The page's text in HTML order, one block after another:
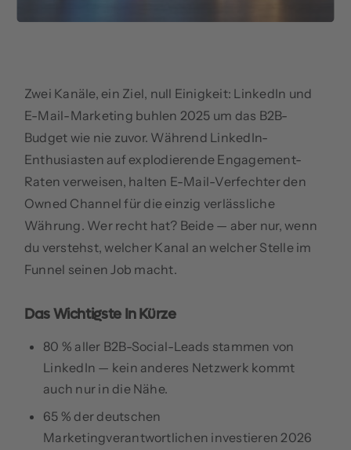
Zwei Kanäle, ein Ziel, null Einigkeit: LinkedIn und
E-Mail-Marketing buhlen 2025 um das B2B-
Budget wie nie zuvor. Während LinkedIn-
Enthusiasten auf explodierende Engagement-
Raten verweisen, halten E-Mail-Verfechter den
Owned Channel für die einzig verlässliche
Währung. Wer recht hat? Beide — aber nur, wenn
du verstehst, welcher Kanal an welcher Stelle im
Funnel seinen Job macht.
Das Wichtigste In Kürze
80 % aller B2B-Social-Leads stammen von
LinkedIn — kein anderes Netzwerk kommt
auch nur in die Nähe.
65 % der deutschen
Marketingverantwortlichen investieren 2026